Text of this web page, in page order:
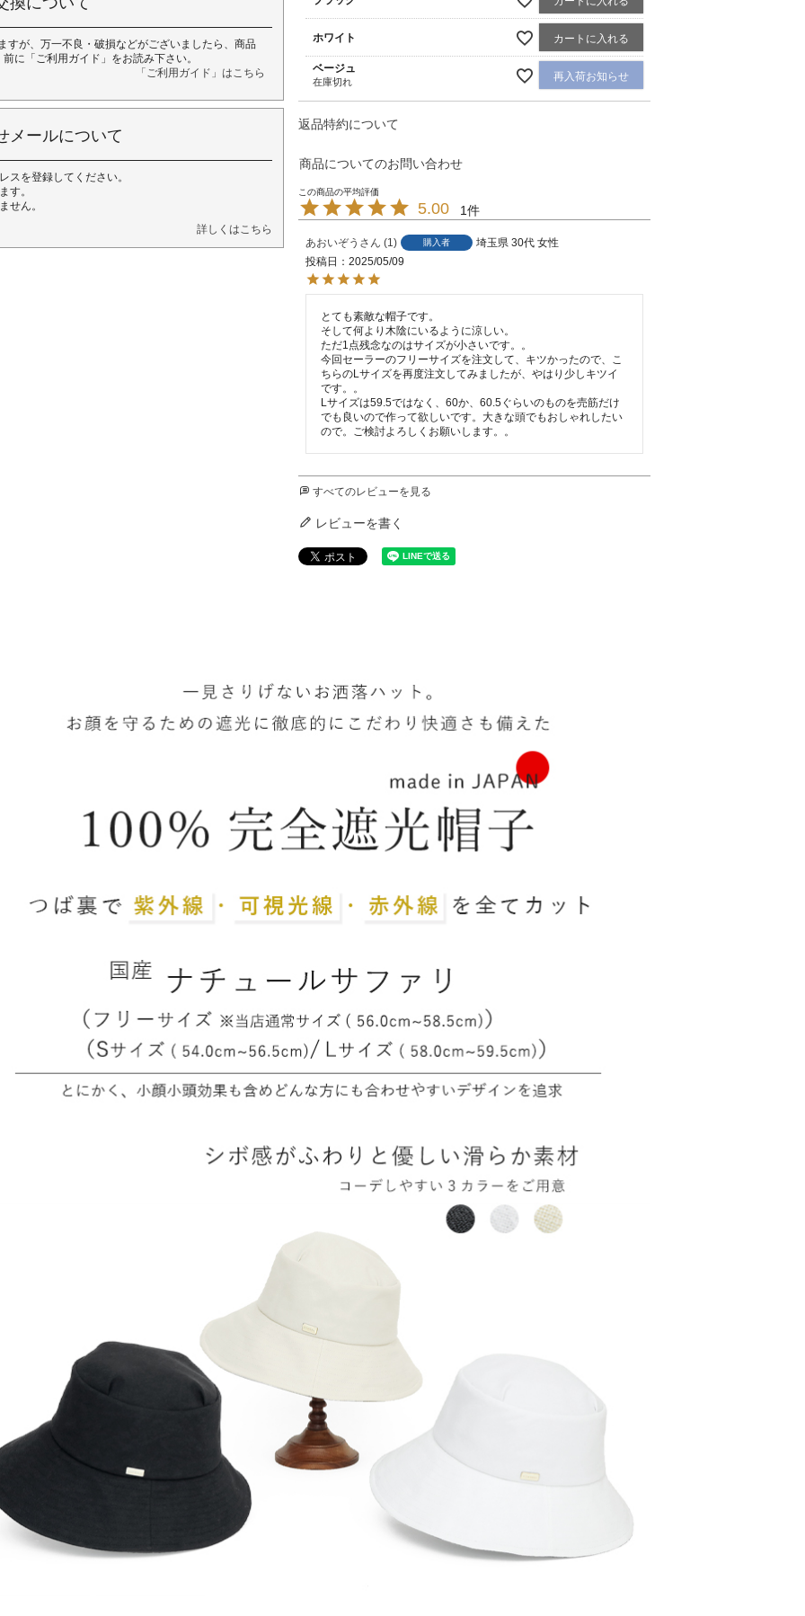
すが、万一不良・破損などがございましたら、商品
に「ご利用ガイド」をお読み下さい。
「ご利用ガイド」はこちら
メールについて
スを登録してください。
す。
せん。
詳しくはこちら
ホワイト カートに入れる
ベージュ
在庫切れ 再入荷お知らせ
返品特約について
商品についてのお問い合わせ
5.00 1
あおいぞう 1 購入者 埼玉県 30代 女性
投稿日
2025/05/09
とても素敵な帽子です。
そして何より木陰にいるように涼しい。
ただ1点残念なのはサイズが小さいです。。
今回セーラーのフリーサイズを注文して、キツかったので、こ
ちらのLサイズを再度注文してみましたが、やはり少しキツイ
です。。
Lサイズは59.5ではなく、60か、60.5ぐらいのものを売筋だけ
でも良いので作って欲しいです。大きな頭でもおしゃれしたい
ので。ご検討よろしくお願いします。。
すべてのレビューを見る
レビューを書く